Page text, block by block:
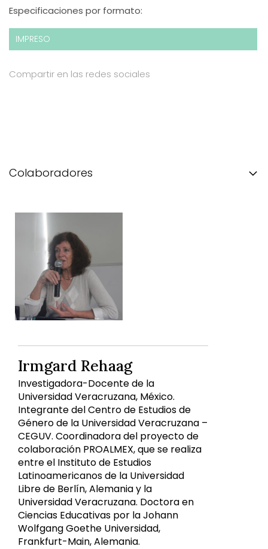
Especificaciones por formato:
IMPRESO
Compartir en las redes sociales
Colaboradores
Irmgard Rehaag
Investigadora-Docente de la
Universidad Veracruzana, México.
Integrante del Centro de Estudios de
Género de la Universidad Veracruzana –
CEGUV. Coordinadora del proyecto de
colaboración PROALMEX, que se realiza
entre el Instituto de Estudios
Latinoamericanos de la Universidad
Libre de Berlín, Alemania y la
Universidad Veracruzana. Doctora en
Ciencias Educativas por la Johann
Wolfgang Goethe Universidad,
Frankfurt-Main, Alemania.